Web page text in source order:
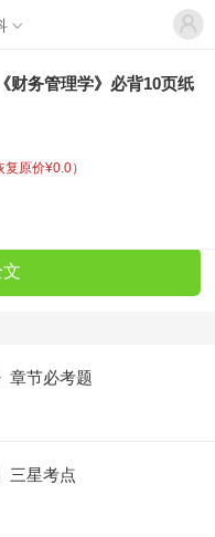
财务管理学》必背10页纸
复原价¥0.0）
章节必考题
三星考点